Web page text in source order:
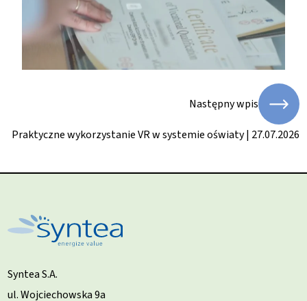
Następny wpis
Praktyczne wykorzystanie VR w systemie oświaty | 27.07.2026
Syntea S.A.
ul. Wojciechowska 9a